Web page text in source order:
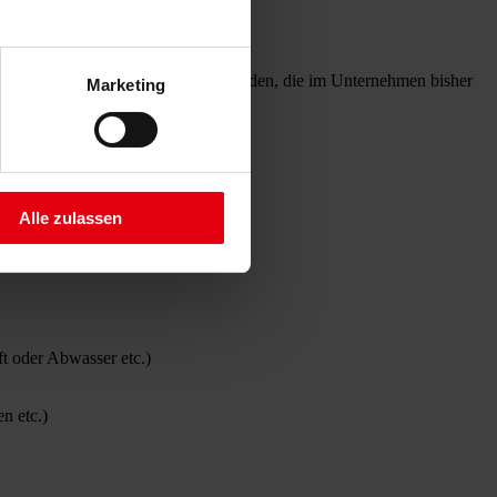
Marketing
Alle zulassen
Anlagevermögensbeantragt werden, die im Unternehmen bisher
oder Abwasser etc.)
etc.)